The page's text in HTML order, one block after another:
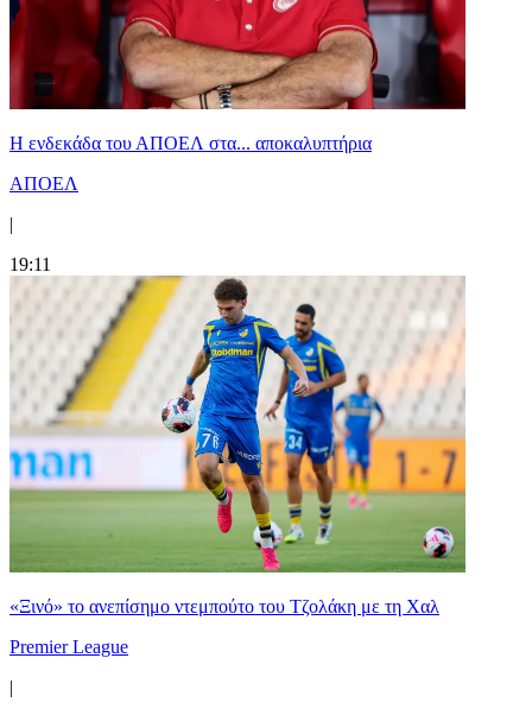
Η ενδεκάδα του ΑΠΟΕΛ στα... αποκαλυπτήρια
ΑΠΟΕΛ
|
19:11
«Ξινό» το ανεπίσημο ντεμπούτο του Τζολάκη με τη Χαλ
Premier League
|